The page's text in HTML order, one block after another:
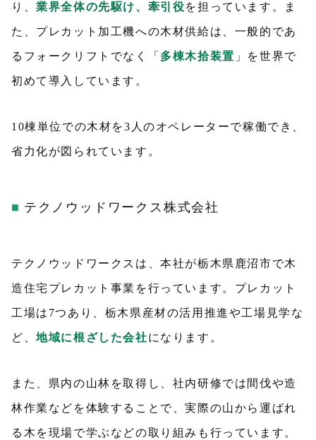
り、業界全体の先駆け、牽引役を担っています。ま
た、プレカット加工機への木材供給は、一般的であ
るフォークリフトでなく「 多棟木拾装置 」を世界で
初めて導入しています。
10棟単位での木材を3人のオペレーターで稼働でき、
省力化が図られています。
テクノウッドワークス株式会社
テクノウッドワークスは、本社が栃木県鹿沼市で木
造住宅プレカット事業を行っています。プレカット
工場は7つあり、栃木県産材の活用推進や工場見学な
ど、地域に根ざした会社になります。
また、県内の山林を取得し、社内研修では間伐や造
林作業などを体験することで、実際の山から運ばれ
る木を現場で学ぶなどの取り組みも行っています。